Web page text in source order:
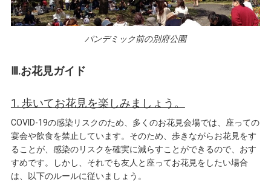
パンデミック前の別府公園
Ⅲ.お花見ガイド
1. 歩いてお花見を楽しみましょう。
COVID-19の感染リスクのため、多くのお花見会場では、座っての
宴会や飲食を禁止しています。そのため、歩きながらお花見をす
ることが、感染のリスクを確実に減らすことができるので、おす
すめです。しかし、それでも友人と座ってお花見をしたい場合
は、以下のルールに従いましょう。